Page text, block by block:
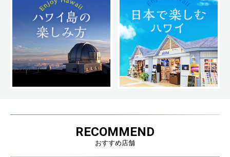
RECOMMEND
おすすめ店舗